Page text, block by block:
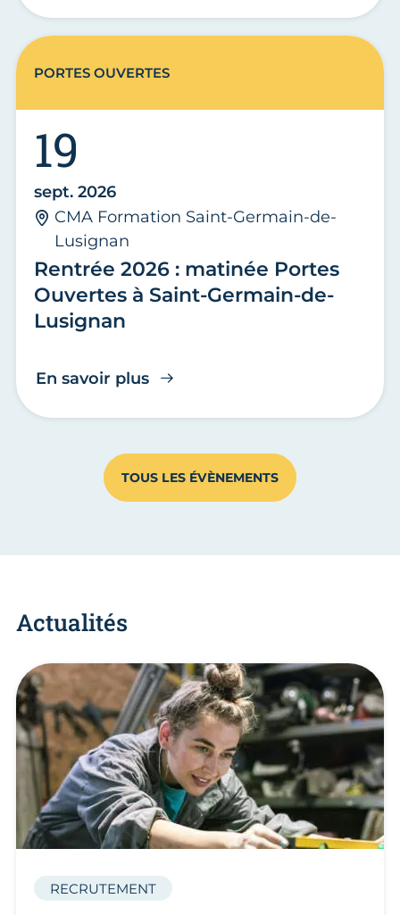
Rentrée 2026 : matinée Portes
Ouvertes à Saint-Germain-de-
Lusignan
19
sept. 2026
CMA Formation Saint-Germain-de-
Lusignan
En savoir plus
PORTES OUVERTES
TOUS LES ÉVÈNEMENTS
Actualités
RECRUTEMENT